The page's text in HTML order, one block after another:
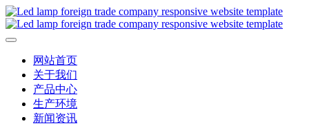
网站首页
关于我们
产品中心
生产环境
新闻资讯